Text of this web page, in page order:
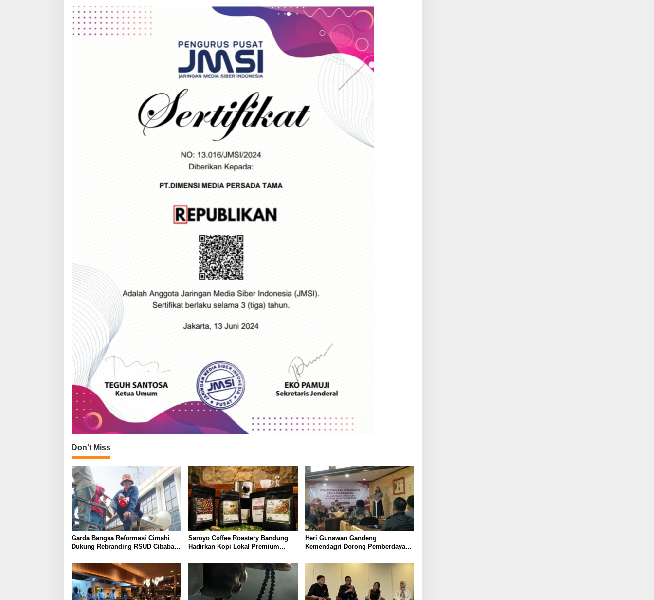
a
v
Don't Miss
Garda Bangsa Reformasi Cimahi
Dukung Rebranding RSUD Cibabat,
Pelayanan
Saroyo Coffee Roastery Bandung
Hadirkan Kopi Lokal Premium
Heri Gunawan Gandeng
Kemendagri Dorong Pemberdayaan